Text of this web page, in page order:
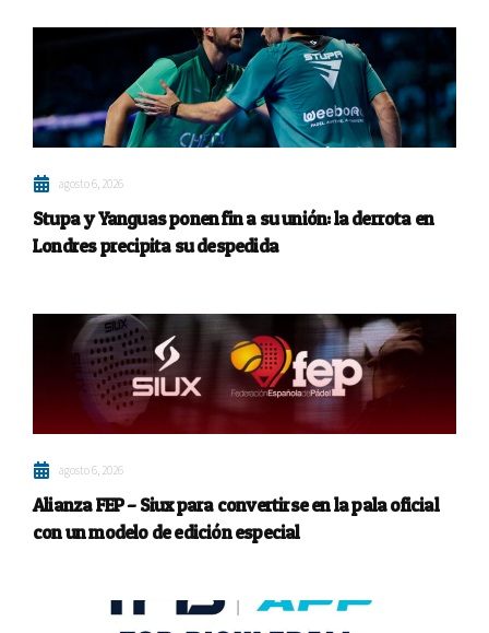
agosto 6, 2026
Stupa y Yanguas ponen fin a su unión: la derrota en
Londres precipita su despedida
agosto 6, 2026
Alianza FEP – Siux para convertirse en la pala oficial
con un modelo de edición especial